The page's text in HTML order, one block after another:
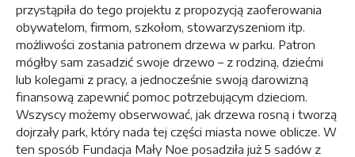
przystąpiła do tego projektu z propozycją zaoferowania
obywatelom, firmom, szkołom, stowarzyszeniom itp.
możliwości zostania patronem drzewa w parku. Patron
mógłby sam zasadzić swoje drzewo – z rodziną, dziećmi
lub kolegami z pracy, a jednocześnie swoją darowizną
finansową zapewnić pomoc potrzebującym dzieciom.
Wszyscy możemy obserwować, jak drzewa rosną i tworzą
dojrzały park, który nada tej części miasta nowe oblicze. W
ten sposób Fundacja Mały Noe posadziła już 5 sadów z